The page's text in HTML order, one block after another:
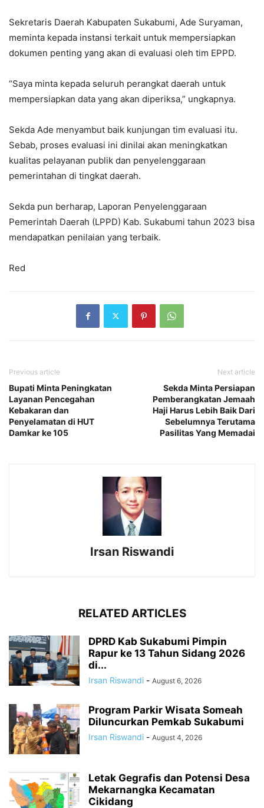
Sekretaris Daerah Kabupaten Sukabumi, Ade Suryaman,
meminta kepada instansi terkait untuk mempersiapkan
dokumen penting yang akan di evaluasi oleh tim EPPD.
“Saya minta kepada seluruh perangkat daerah untuk
mempersiapkan data yang akan diperiksa,” ungkapnya.
Sekda Ade menyambut baik kunjungan tim evaluasi itu.
Sebab, proses evaluasi ini dinilai akan meningkatkan
kualitas pelayanan publik dan penyelenggaraan
pemerintahan di tingkat daerah.
Sekda pun berharap, Laporan Penyelenggaraan
Pemerintah Daerah (LPPD) Kab. Sukabumi tahun 2023 bisa
mendapatkan penilaian yang terbaik.
Red
Previous article
Bupati Minta Peningkatan
Layanan Pencegahan
Kebakaran dan
Penyelamatan di HUT
Damkar ke 105
Next article
Sekda Minta Persiapan
Pemberangkatan Jemaah
Haji Harus Lebih Baik Dari
Sebelumnya Terutama
Pasilitas Yang Memadai
Irsan Riswandi
RELATED ARTICLES
DPRD Kab Sukabumi Pimpin
Rapur ke 13 Tahun Sidang 2026
di...
Irsan Riswandi - August 6, 2026
Program Parkir Wisata Someah
Diluncurkan Pemkab Sukabumi
Irsan Riswandi - August 4, 2026
Letak Gegrafis dan Potensi Desa
Mekarnangka Kecamatan
Cikidang